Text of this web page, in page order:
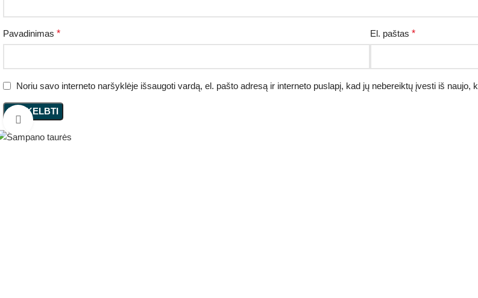
Pavadinimas * El. paštas *
Noriu savo interneto naršyklėje išsaugoti vardą, el. pašto adresą ir interneto puslapį, kad jų nebereiktų įvesti iš naujo,
Spauskite, kad padidintumėte